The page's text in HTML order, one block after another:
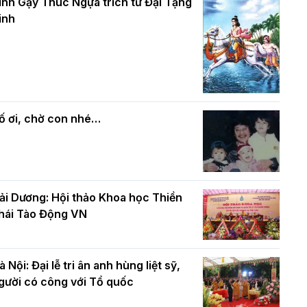
mừng Đại lễ Phật đản PL.2570 –
mùa Phật đản PL.2570
Phật giáo chính tín Phần 7: Luật nhân
quả
ơi, chờ con nhé…
Dương: Hội thảo Khoa học Thiền
Tào Động VN
Nội: Đại lễ tri ân anh hùng liệt sỹ,
có công với Tổ quốc